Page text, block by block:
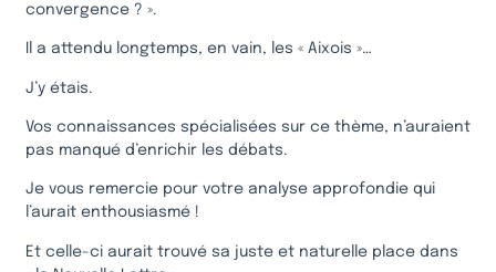
convergence ? ».
Il a attendu longtemps, en vain, les « Aixois »…
J’y étais.
Vos connaissances spécialisées sur ce thème, n’auraient
pas manqué d’enrichir les débats.
Je vous remercie pour votre analyse approfondie qui
l’aurait enthousiasmé !
Et celle-ci aurait trouvé sa juste et naturelle place dans